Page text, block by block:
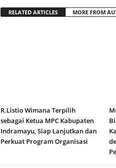
RELATED ARTICLES MORE FROM
R.Listio Wimana Terpilih
sebagai Ketua MPC Kabupaten
Indramayu, Siap Lanjutkan dan
Perkuat Program Organisasi